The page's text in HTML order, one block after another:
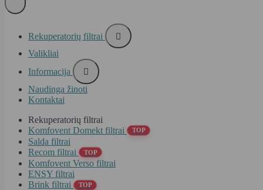
Rekuperatorių filtrai

Valikliai
Informacija

Naudinga žinoti
Kontaktai
Rekuperatorių filtrai
Komfovent Domekt filtrai
TOP
Salda filtrai
Recom filtrai
TOP
Komfovent Verso filtrai
ENSY filtrai
Brink filtrai
TOP